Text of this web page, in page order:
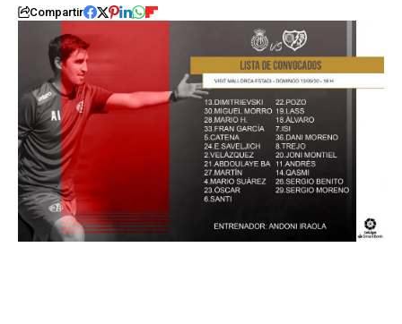
Compartir